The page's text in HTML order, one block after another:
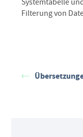
Systemtabelle
Filterung von